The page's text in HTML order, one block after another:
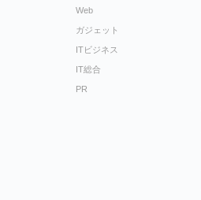
Web
ガジェット
ITビジネス
IT総合
PR